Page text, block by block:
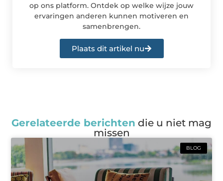
op ons platform. Ontdek op welke wijze jouw
ervaringen anderen kunnen motiveren en
samenbrengen.
Plaats dit artikel nu
Gerelateerde berichten die u niet mag
missen
BLOG